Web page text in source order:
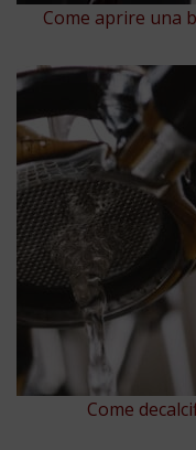
Come aprire una
Come